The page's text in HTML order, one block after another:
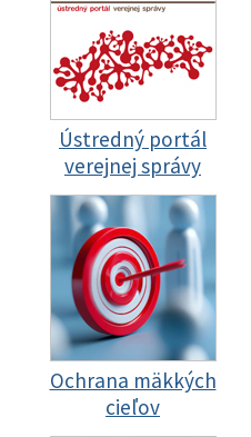
Ústredný portál
verejnej správy
Ochrana mäkkých
cieľov